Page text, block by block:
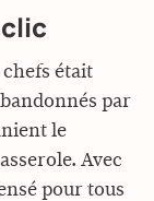
était
par
le
Avec
pour tous